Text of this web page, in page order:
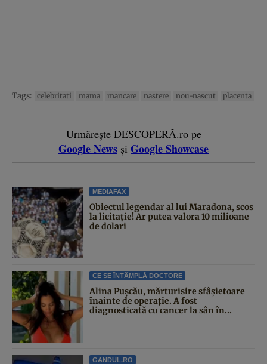
Tags: celebritati mama mancare nastere nou-nascut placenta
Urmărește DESCOPERĂ.ro pe
Google News și Google Showcase
MEDIAFAX
Obiectul legendar al lui Maradona, scos
la licitație! Ar putea valora 10 milioane
de dolari
CE SE ÎNTÂMPLĂ DOCTORE
Alina Pușcău, mărturisire sfâșietoare
înainte de operație. A fost
diagnosticată cu cancer la sân în...
GANDUL.RO